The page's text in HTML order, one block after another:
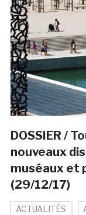
DOSSIER /
nouveaux
muséaux et
(29/12/17)
ACTUALITÉS